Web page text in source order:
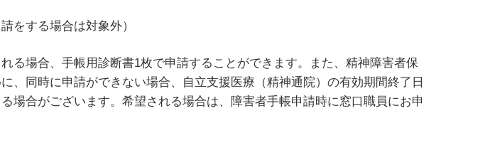
をする場合は対象外）
る場合、手帳用診断書1枚で申請することができます。また、精神障害者保
同時に申請ができない場合、自立支援医療（精神通院）の有効期間終了日
場合がございます。希望される場合は、障害者手帳申請時に窓口職員にお申